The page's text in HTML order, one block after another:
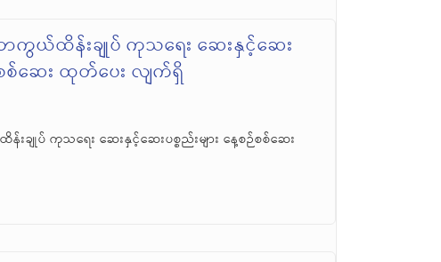
ါကာကွယ်ထိန်းချုပ် ကုသရေး ဆေးနှင့်ဆေး
စစ်ဆေး ထုတ်ပေး လျက်ရှိ
န်းချုပ် ကုသရေး ဆေးနှင့်ဆေးပစ္စည်းများ နေ့စဉ်စစ်ဆေး